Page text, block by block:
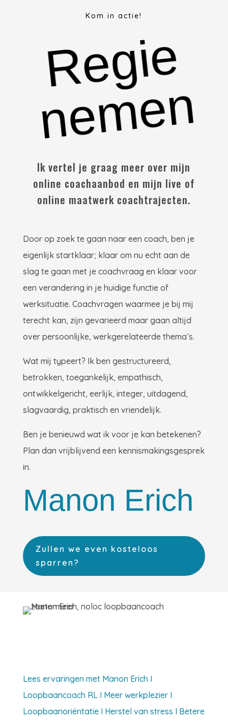
Kom in actie!
R
e
g
i
e
n
e
m
e
n
Ik vertel je graag meer over mijn
online coachaanbod en mijn live of
online maatwerk coachtrajecten.
Door op zoek te gaan naar een coach, ben je
eigenlijk startklaar; klaar om nu echt aan de
slag te gaan met je coachvraag en klaar voor
een verandering in je huidige functie of
werksituatie. Coachvragen waarmee je bij mij
terecht kan, zijn gevarieerd maar gaan altijd
over persoonlijke, werkgerelateerde thema’s.
Wat mij typeert? Ik ben gestructureerd,
betrokken, toegankelijk, empathisch,
ontwikkelgericht, eerlijk, integer, uitdagend,
slagvaardig, praktisch en vriendelijk.
Ben je benieuwd wat ik voor je kan betekenen?
Plan dan vrijblijvend een kennismakingsgesprek
in.
Manon Erich
Zullen we even kosteloos
sparren?
Lees ervaringen met Manon Erich I
Loopbaancoach RL I Meer werkplezier I
Loopbaanoriëntatie I Herstel van stress I Betere